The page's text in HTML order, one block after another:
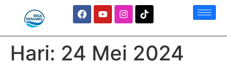
Hari: 24 Mei 2024